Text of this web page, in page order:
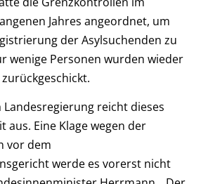
Jahres angeordnet, um
der Asylsuchenden zu
wenige Personen wurden wieder
Landesregierung reicht dieses
aus. Eine Klage wegen der
vor dem
werde es vorerst nicht